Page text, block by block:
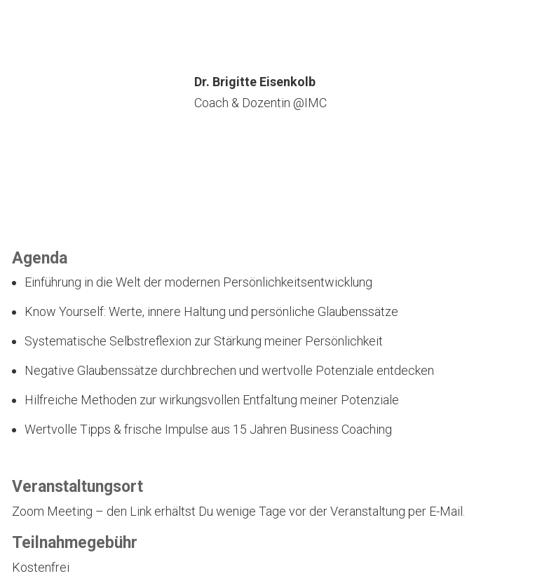
Dr. Brigitte Eisenkolb
Coach & Dozentin @IMC
Agenda
Einführung in die Welt der modernen Persönlichkeitsentwicklung
Know Yourself: Werte, innere Haltung und persönliche Glaubenssätze
Systematische Selbstreflexion zur Stärkung meiner Persönlichkeit
Negative Glaubenssätze durchbrechen und wertvolle Potenziale entdecken
Hilfreiche Methoden zur wirkungsvollen Entfaltung meiner Potenziale
Wertvolle Tipps & frische Impulse aus 15 Jahren Business Coaching
Veranstaltungsort
Zoom Meeting – den Link erhältst Du wenige Tage vor der Veranstaltung per E-Mail.
Teilnahmegebühr
Kostenfrei